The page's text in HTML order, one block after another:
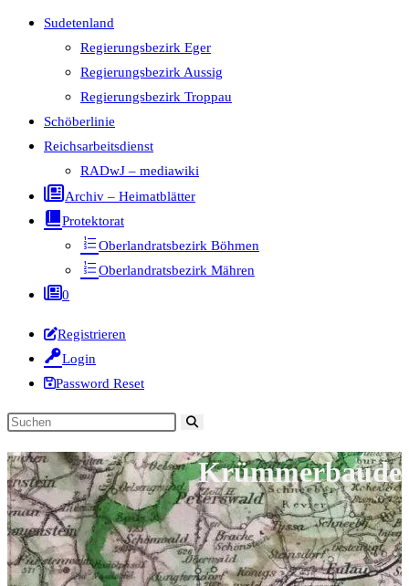
Sudetenland
Regierungsbezirk Eger
Regierungsbezirk Aussig
Regierungsbezirk Troppau
Schöberlinie
Reichsarbeitsdienst
RADwJ – mediawiki
Archiv – Heimatblätter
Protektorat
Oberlandratsbezirk Böhmen
Oberlandratsbezirk Mähren
0
Registrieren
Login
Password Reset
Diese
durchsuchen
Krümmerbaude